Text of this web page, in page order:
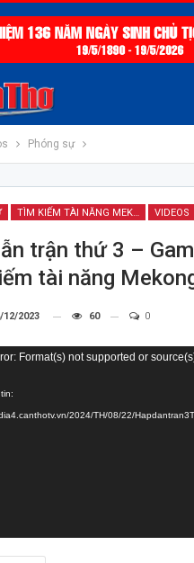
Phóng sự
TÌM KIẾM TÀI NĂNG MEKONG VIDEOS
trận thứ 3 –
tài năng
12/2023 60 0
Format(s) not supported or
2024/TH/08/22/